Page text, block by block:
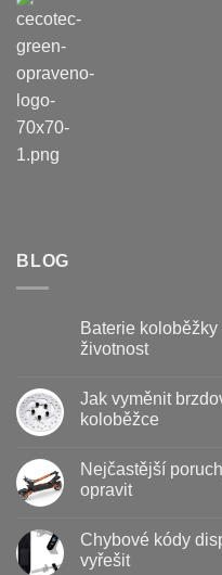
BLOG
Baterie
životnost
textu
s
koloběžky
kdy
jak
prodloužit
životnost
Jak vyměnit
koloběžce
u
textu
s
vyměnit
brzdové
destičky
Nejčastější
opravit
u
textu
s
Chybové kódy
vyřešit